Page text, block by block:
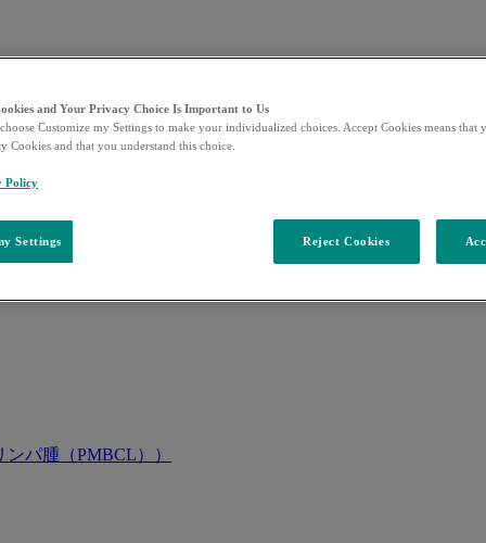
パ腫（PMBCL））
and Your Privacy Choice Is Important to Us
Customize my Settings to make your individualized choices. Accept Cookies means that
Cookies and that you understand this choice.
Policy
Settings Reject Cookies